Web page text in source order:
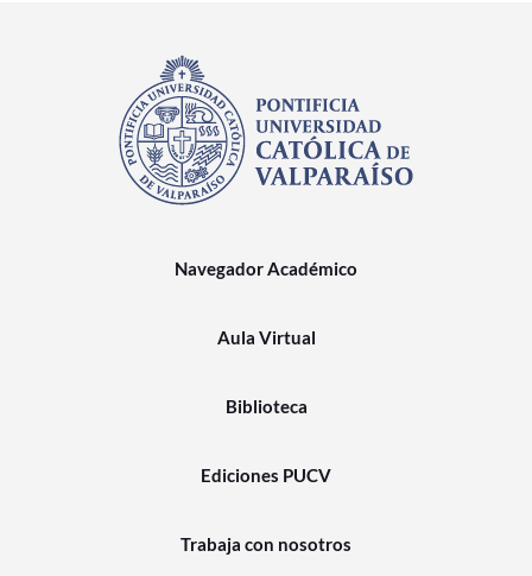
Navegador Académico
Aula Virtual
Biblioteca
Ediciones PUCV
Trabaja con nosotros